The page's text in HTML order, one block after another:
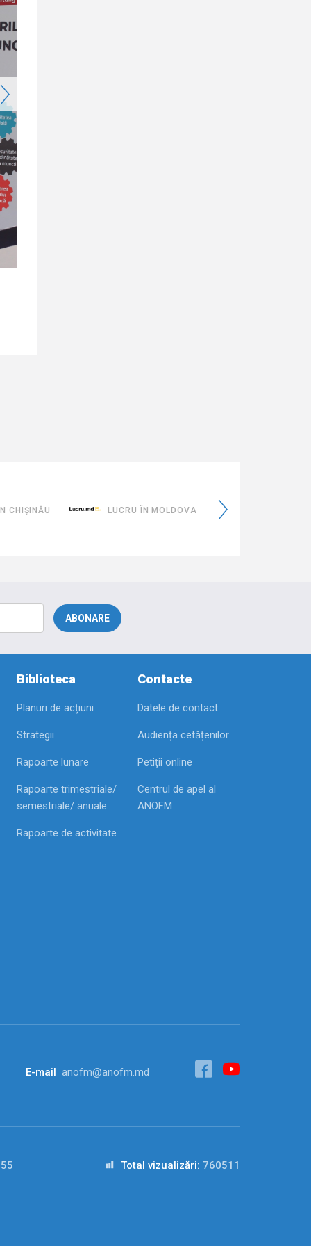
LUCRU ÎN MOLDOVA
eMoldovaTa
EMOLDOVATA.GOV.MD
Biblioteca
Planuri de acțiuni
Strategii
Rapoarte lunare
Rapoarte trimestriale/
semestriale/ anuale
Rapoarte de activitate
Contacte
Datele de contact
Audiența cetățenilor
Petiții online
Centrul de apel al
ANOFM
E-mail anofm@anofm.md
Total vizualizări: 760511